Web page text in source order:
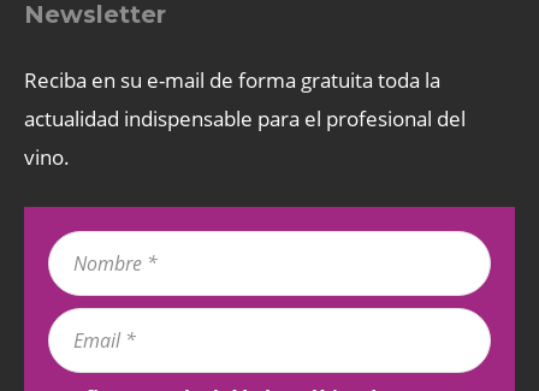
Newsletter
Reciba en su e-mail de forma gratuita toda la
actualidad indispensable para el profesional del
vino.